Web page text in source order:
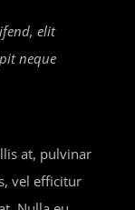
elit
neque
at, pulvinar
vel efficitur